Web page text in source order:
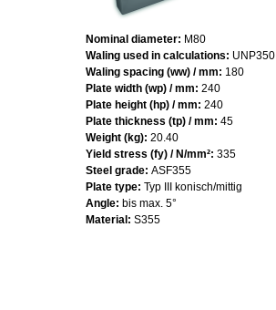
Nominal diameter: M80
Waling used in calculations: UNP350
Waling spacing (ww) / mm: 180
Plate width (wp) / mm: 240
Plate height (hp) / mm: 240
Plate thickness (tp) / mm: 45
Weight (kg): 20.40
Yield stress (fy) / N/mm²: 335
Steel grade: ASF355
Plate type: Typ III konisch/mittig
Angle: bis max. 5°
Material: S355